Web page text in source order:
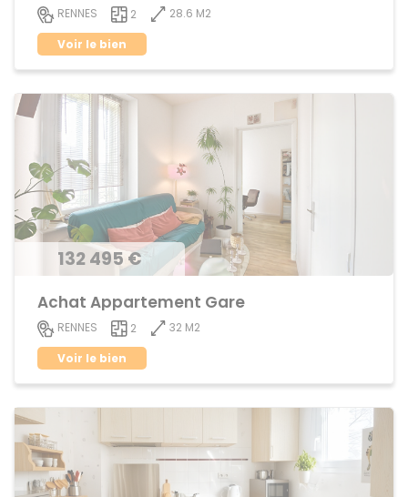
RENNES 2
28.6 M2
Voir le bien
132 495 €
Achat Appartement Gare
RENNES 2
32 M2
Voir le bien